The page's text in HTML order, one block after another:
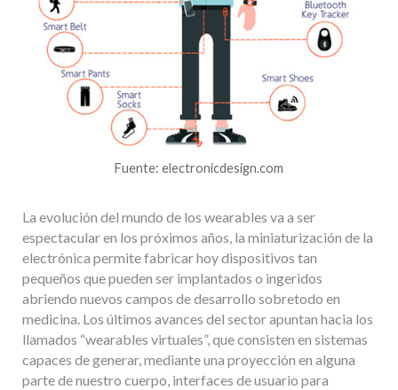
Fuente: electronicdesign.com
La evolución del mundo de los wearables va a ser
espectacular en los próximos años, la miniaturización de la
electrónica permite fabricar hoy dispositivos tan
pequeños que pueden ser implantados o ingeridos
abriendo nuevos campos de desarrollo sobretodo en
medicina. Los últimos avances del sector apuntan hacia los
llamados “wearables virtuales”, que consisten en sistemas
capaces de generar, mediante una proyección en alguna
parte de nuestro cuerpo, interfaces de usuario para